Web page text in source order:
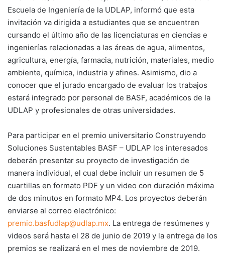
Escuela de Ingeniería de la UDLAP, informó que esta
invitación va dirigida a estudiantes que se encuentren
cursando el último año de las licenciaturas en ciencias e
ingenierías relacionadas a las áreas de agua, alimentos,
agricultura, energía, farmacia, nutrición, materiales, medio
ambiente, química, industria y afines. Asimismo, dio a
conocer que el jurado encargado de evaluar los trabajos
estará integrado por personal de BASF, académicos de la
UDLAP y profesionales de otras universidades.
Para participar en el premio universitario Construyendo
Soluciones Sustentables BASF – UDLAP los interesados
deberán presentar su proyecto de investigación de
manera individual, el cual debe incluir un resumen de 5
cuartillas en formato PDF y un video con duración máxima
de dos minutos en formato MP4. Los proyectos deberán
enviarse al correo electrónico:
premio.basfudlap@udlap.mx. La entrega de resúmenes y
videos será hasta el 28 de junio de 2019 y la entrega de los
premios se realizará en el mes de noviembre de 2019.